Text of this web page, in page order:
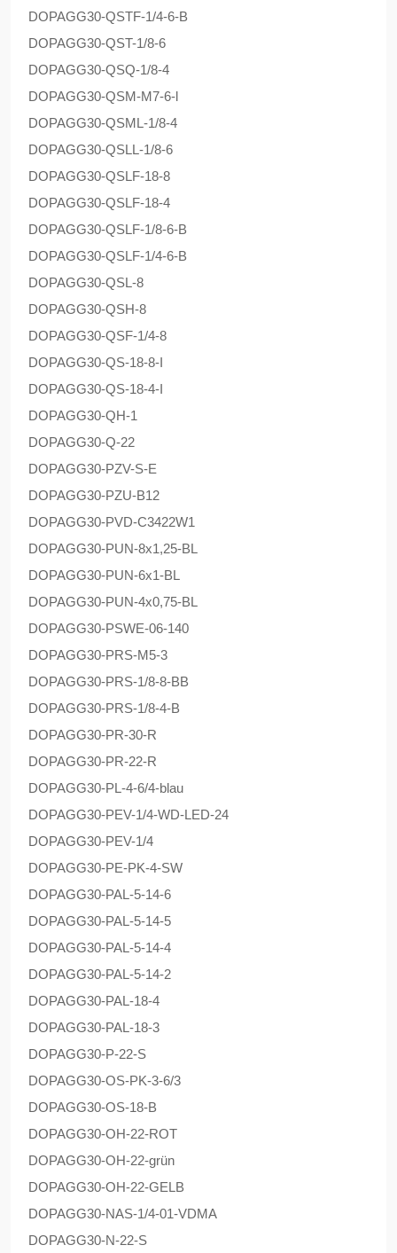
DOPAGG30-QSTF-1/4-6-B
DOPAGG30-QST-1/8-6
DOPAGG30-QSQ-1/8-4
DOPAGG30-QSM-M7-6-l
DOPAGG30-QSML-1/8-4
DOPAGG30-QSLL-1/8-6
DOPAGG30-QSLF-18-8
DOPAGG30-QSLF-18-4
DOPAGG30-QSLF-1/8-6-B
DOPAGG30-QSLF-1/4-6-B
DOPAGG30-QSL-8
DOPAGG30-QSH-8
DOPAGG30-QSF-1/4-8
DOPAGG30-QS-18-8-I
DOPAGG30-QS-18-4-I
DOPAGG30-QH-1
DOPAGG30-Q-22
DOPAGG30-PZV-S-E
DOPAGG30-PZU-B12
DOPAGG30-PVD-C3422W1
DOPAGG30-PUN-8x1,25-BL
DOPAGG30-PUN-6x1-BL
DOPAGG30-PUN-4x0,75-BL
DOPAGG30-PSWE-06-140
DOPAGG30-PRS-M5-3
DOPAGG30-PRS-1/8-8-BB
DOPAGG30-PRS-1/8-4-B
DOPAGG30-PR-30-R
DOPAGG30-PR-22-R
DOPAGG30-PL-4-6/4-blau
DOPAGG30-PEV-1/4-WD-LED-24
DOPAGG30-PEV-1/4
DOPAGG30-PE-PK-4-SW
DOPAGG30-PAL-5-14-6
DOPAGG30-PAL-5-14-5
DOPAGG30-PAL-5-14-4
DOPAGG30-PAL-5-14-2
DOPAGG30-PAL-18-4
DOPAGG30-PAL-18-3
DOPAGG30-P-22-S
DOPAGG30-OS-PK-3-6/3
DOPAGG30-OS-18-B
DOPAGG30-OH-22-ROT
DOPAGG30-OH-22-grün
DOPAGG30-OH-22-GELB
DOPAGG30-NAS-1/4-01-VDMA
DOPAGG30-N-22-S